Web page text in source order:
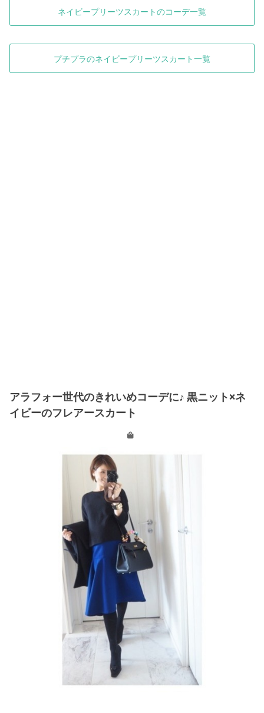
ネイビープリーツスカートのコーデ一覧
プチプラのネイビープリーツスカート一覧
アラフォー世代のきれいめコーデに♪ 黒ニット×ネ
イビーのフレアースカート